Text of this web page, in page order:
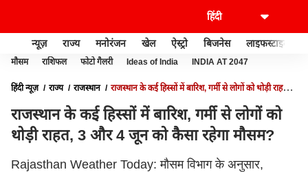
न्यूज़ राज्य मनोरंजन खेल ऐस्ट्रो बिजनेस लाइफस्टाइल
मौसम राशिफल फोटो गैलरी Ideas of India INDIA AT 2047
हिंदी न्यूज़ राज्य राजस्थान
राजस्थान के कई हिस्सों में बारिश, गर्मी से लोगों को थोड़ी राहत, 3
राजस्थान के कई हिस्सों में बारिश, गर्मी से लोगों को
थोड़ी राहत, 3 और 4 जून को कैसा रहेगा मौसम?
Rajasthan Weather Today: मौसम विभाग के अनुसार,